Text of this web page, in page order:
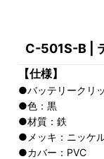
C-501S-B |
【仕様】
●バッテリークリ
●色：黒
●材質：鉄
●メッキ：ニッケ
●カバー：PVC